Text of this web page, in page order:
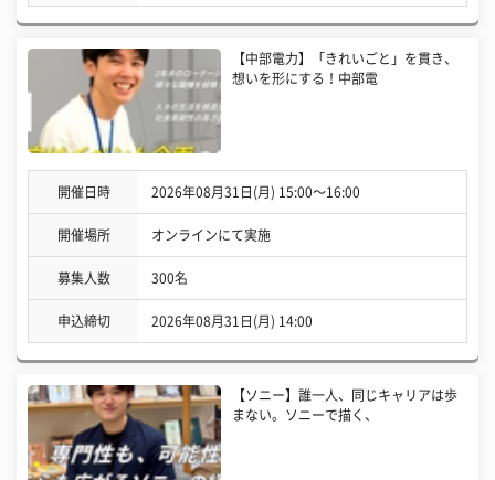
【中部電力】「きれいごと」を貫き、
想いを形にする！中部電
開催日時 2026年08月31日(月) 15:00〜16:00
開催場所 オンラインにて実施
募集人数 300名
申込締切 2026年08月31日(月) 14:00
【ソニー】誰一人、同じキャリアは歩
まない。ソニーで描く、